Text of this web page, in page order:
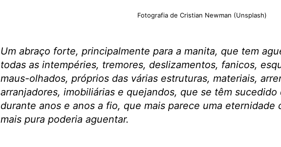
Fotografia de Cristian Newman (Unsplash)
Um abraço forte, principalmente para a manita, que tem
todas as intempéries, tremores, deslizamentos, fanicos,
maus-olhados, próprios das várias estruturas, materiais,
arranjadores, imobiliárias e quejandos, que se têm sucedido
durante anos e anos a fio, que mais parece uma eternidade
mais pura poderia aguentar.